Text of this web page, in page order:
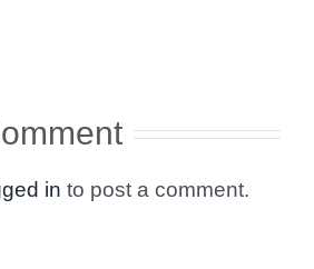
in to post a comment.